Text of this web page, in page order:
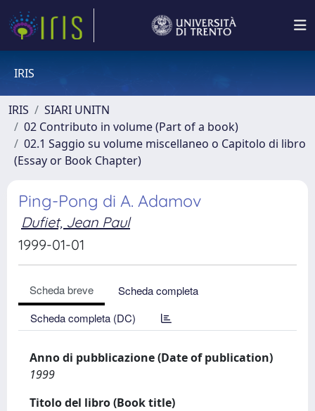
IRIS
IRIS
SIARI UNITN
02 Contributo in volume (Part of a book)
02.1 Saggio su volume miscellaneo o Capitolo di libro
(Essay or Book Chapter)
Ping-Pong di A. Adamov
Dufiet, Jean Paul
1999-01-01
Scheda breve
Scheda completa
Scheda completa (DC)
Anno di pubblicazione (Date of publication)
1999
Titolo del libro (Book title)